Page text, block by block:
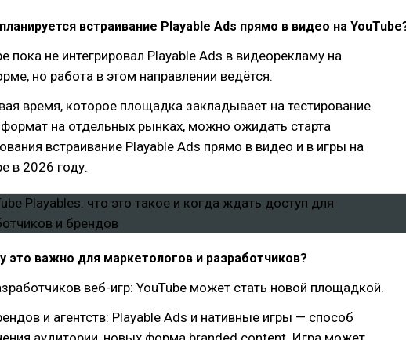
встраивание Playable Ads прямо в видео на
пока не интегрировал Playable Ads в видеорекламу на
но работа в этом направлении ведётся.
время, которое площадка закладывает на тестирование
на отдельных рынках, можно ожидать старта
встраивание Playable Ads прямо в видео и в игры на
в 2026 году.
это важно для маркетологов и разработчиков?
веб-игр: YouTube может стать новой площадкой.
и агентств: Playable Ads и нативные игры — способ